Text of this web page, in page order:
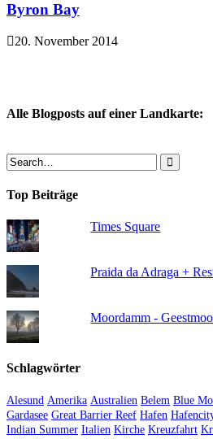
Byron Bay
20. November 2014
Alle Blogposts auf einer Landkarte:
Top Beiträge
Times Square
Praida da Adraga +
Moordamm -
Schlagwörter
Alesund Amerika Australien Belem Blue
Gardasee Great Barrier Reef Hafen
Indian Summer Italien Kirche Kreuzfahrt